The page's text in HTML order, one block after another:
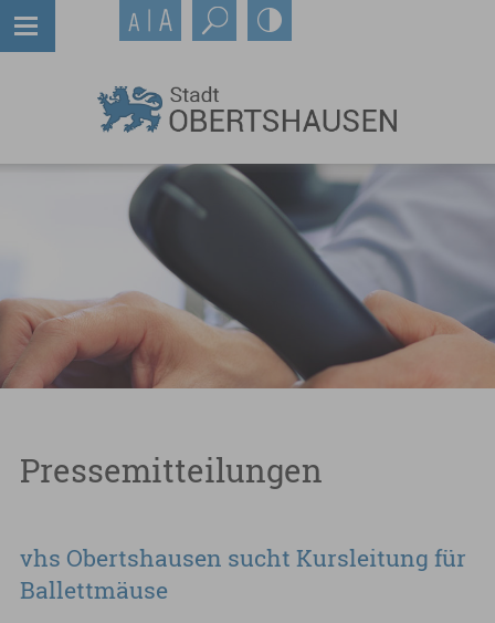
Pressemitteilungen
vhs Obertshausen sucht Kursleitung für
Ballettmäuse